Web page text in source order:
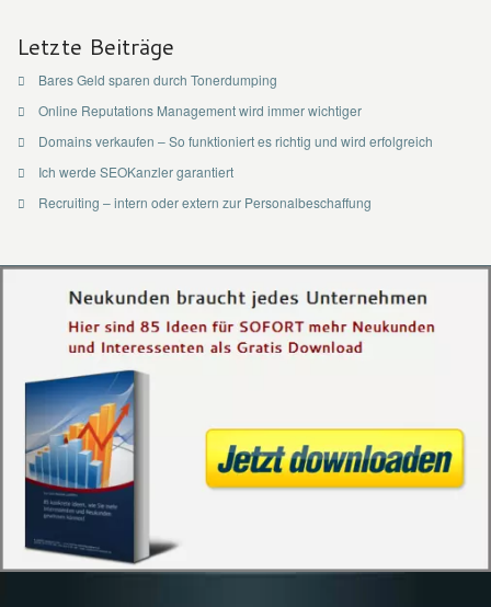
Letzte Beiträge
Bares Geld sparen durch Tonerdumping
Online Reputations Management wird immer wichtiger
Domains verkaufen – So funktioniert es richtig und wird erfolgreich
Ich werde SEOKanzler garantiert
Recruiting – intern oder extern zur Personalbeschaffung